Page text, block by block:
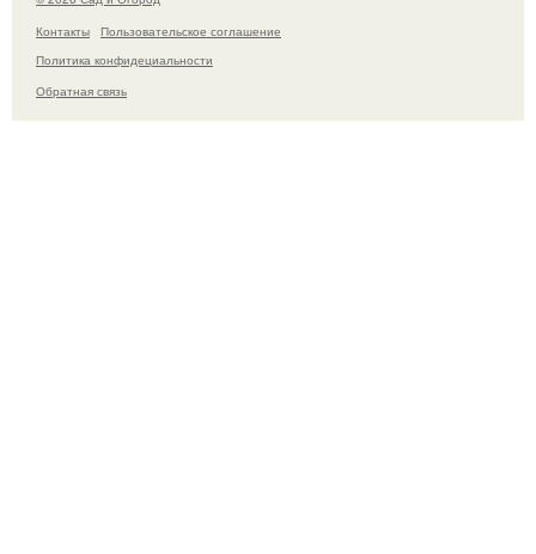
Контакты
Пользовательское соглашение
Политика конфидециальности
Обратная связь